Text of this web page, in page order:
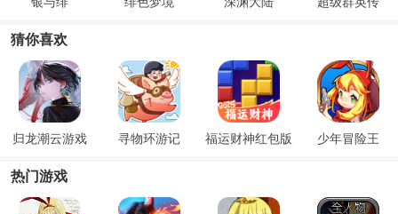
猜你喜欢
归龙潮云游戏 寻物环游记 福运财神红包版 少年冒险王
热门游戏